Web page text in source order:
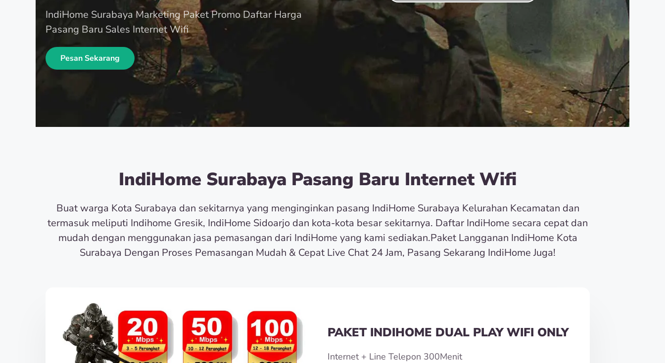
IndiHome Surabaya Marketing Paket Promo Daftar Harga
Pasang Baru Sales Internet Wifi
Pesan Sekarang
IndiHome Surabaya Pasang Baru Internet Wifi
Buat warga Kota Surabaya dan sekitarnya yang menginginkan pasang IndiHome Surabaya Kelurahan Kecamatan dan
termasuk meliputi Indihome Gresik, IndiHome Sidoarjo dan kota-kota besar sekitarnya. Daftar IndiHome secara cepat dan
mudah dengan menggunakan jasa pemasangan dari IndiHome yang kami sediakan.Paket Langganan IndiHome Kota
Surabaya Dengan Proses Pemasangan Mudah & Cepat Live Chat 24 Jam, Pasang Sekarang IndiHome Juga!
PAKET INDIHOME DUAL PLAY WIFI ONLY
Internet + Line Telepon 300Menit